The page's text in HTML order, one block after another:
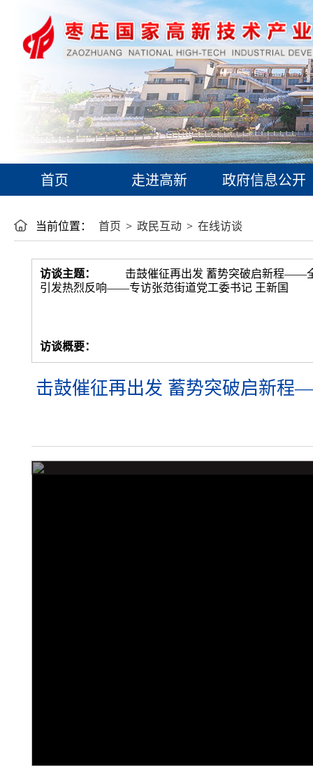
首页 走进高新 政府信息公开
当前位置： 首页 > 政民互动 > 在线访谈
访谈主题：
击鼓催征再出发 蓄势突破启新程——
引发热烈反响——专访张范街道党工委书记 王新国
访谈概要：
击鼓催征再出发 蓄势突破启新